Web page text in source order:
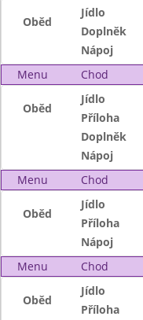
Oběd
Jídlo
Doplněk
Nápoj
Menu
Chod
Oběd
Jídlo
Příloha
Doplněk
Nápoj
Menu
Chod
Oběd
Jídlo
Příloha
Nápoj
Menu
Chod
Oběd
Jídlo
Příloha